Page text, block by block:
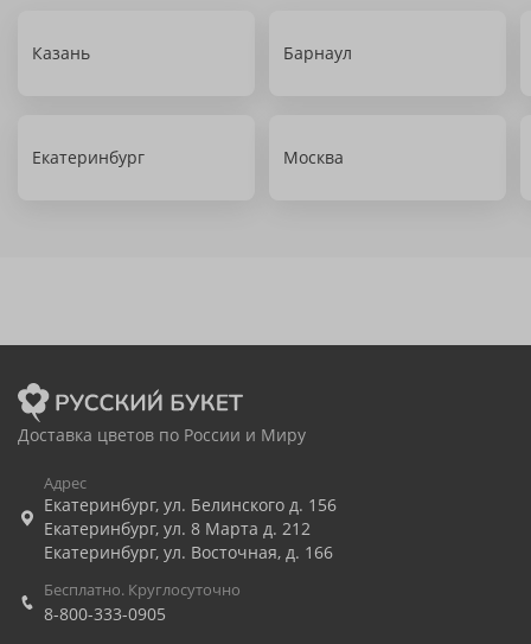
Казань Барнаул
Екатеринбург Москва
Доставка цветов по России и Миру
Адрес
Екатеринбург, ул. Белинского д. 156
Екатеринбург, ул. 8 Марта д. 212
Екатеринбург, ул. Восточная, д. 166
Бесплатно. Круглосуточно
8-800-333-0905